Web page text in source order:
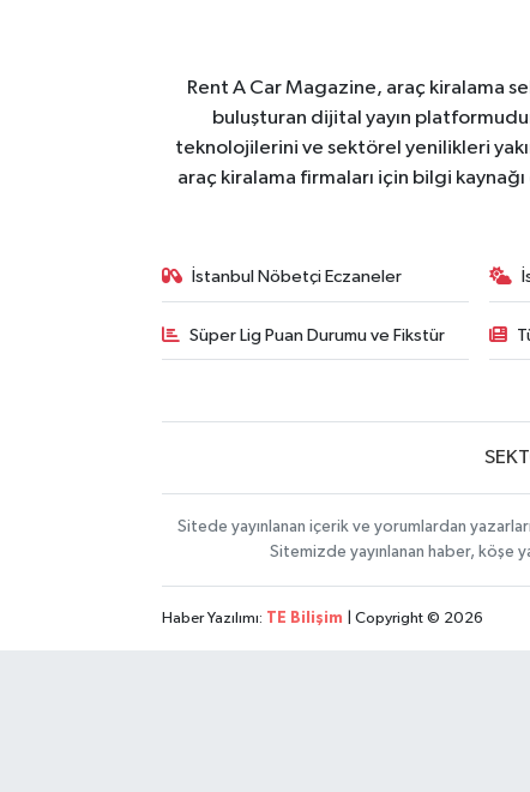
Rent A Car Magazine, araç kiralama
buluşturan dijital yayın
teknolojilerini ve sektörel yenilikleri
araç kiralama firmaları için bilgi
İstanbul Nöbetçi Eczaneler
Süper Lig Puan Durumu ve Fikstür
Sitede yayınlanan içerik ve yorumlardan
Sitemizde yayınlanan haber, köşe
Haber Yazılımı: TE Bilişim | Copyright © 2026